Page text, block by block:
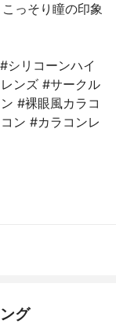
っそり瞳の印象
シリコーンハイ
ンズ #サークル
#裸眼風カラコ
ン #カラコンレ
グ